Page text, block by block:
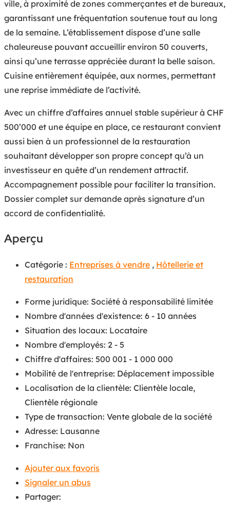
ville, à proximité de zones commerçantes et de bureaux,
garantissant une fréquentation soutenue tout au long
de la semaine. L’établissement dispose d’une salle
chaleureuse pouvant accueillir environ 50 couverts,
ainsi qu’une terrasse appréciée durant la belle saison.
Cuisine entièrement équipée, aux normes, permettant
une reprise immédiate de l’activité.
Avec un chiffre d’affaires annuel stable supérieur à CHF
500’000 et une équipe en place, ce restaurant convient
aussi bien à un professionnel de la restauration
souhaitant développer son propre concept qu’à un
investisseur en quête d’un rendement attractif.
Accompagnement possible pour faciliter la transition.
Dossier complet sur demande après signature d’un
accord de confidentialité.
Aperçu
Catégorie : Entreprises à vendre , Hôtellerie et
restauration
Forme juridique: Société à responsabilité limitée
Nombre d'années d'existence: 6 - 10 années
Situation des locaux: Locataire
Nombre d'employés: 2 - 5
Chiffre d'affaires: 500 001 - 1 000 000
Mobilité de l'entreprise: Déplacement impossible
Localisation de la clientèle: Clientèle locale,
Clientèle régionale
Type de transaction: Vente globale de la société
Adresse: Lausanne
Franchise: Non
Ajouter aux favoris
Signaler un abus
Partager: